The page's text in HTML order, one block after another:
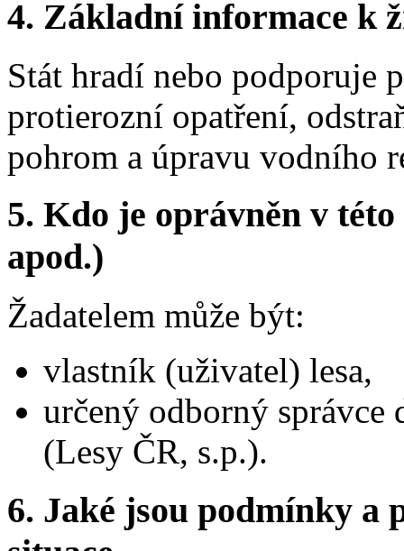
4. Základní informace k
Stát hradí nebo podporuje
protierozní opatření,
pohrom a úpravu vodního
5. Kdo je oprávněn v
apod.)
Žadatelem může být:
vlastník (uživatel) lesa,
určený odborný
(Lesy ČR, s.p.).
6. Jaké jsou podmínky a